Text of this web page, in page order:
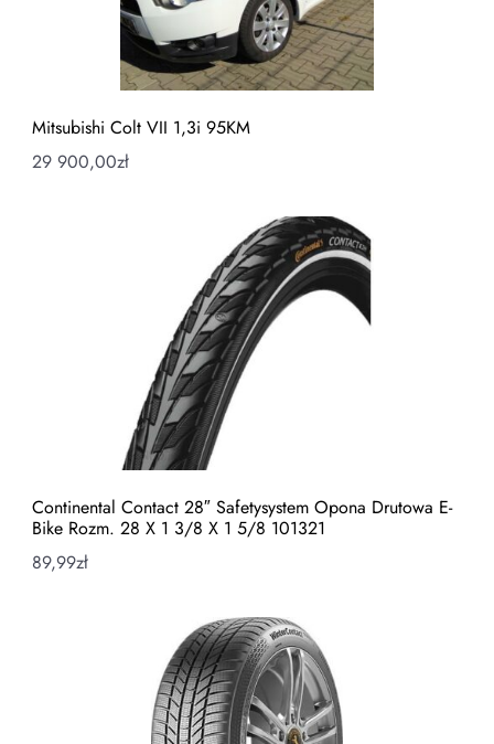
Mitsubishi Colt VII 1,3i 95KM
29 900,00zł
Continental Contact 28″ Safetysystem Opona Drutowa E-
Bike Rozm. 28 X 1 3/8 X 1 5/8 101321
89,99zł